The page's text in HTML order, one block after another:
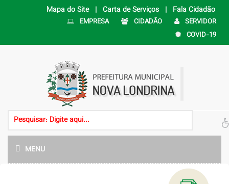
Mapa do Site | Carta de Serviços | Fala Cidadão
EMPRESA CIDADÃO
SERVIDOR
COVID-19
MENU